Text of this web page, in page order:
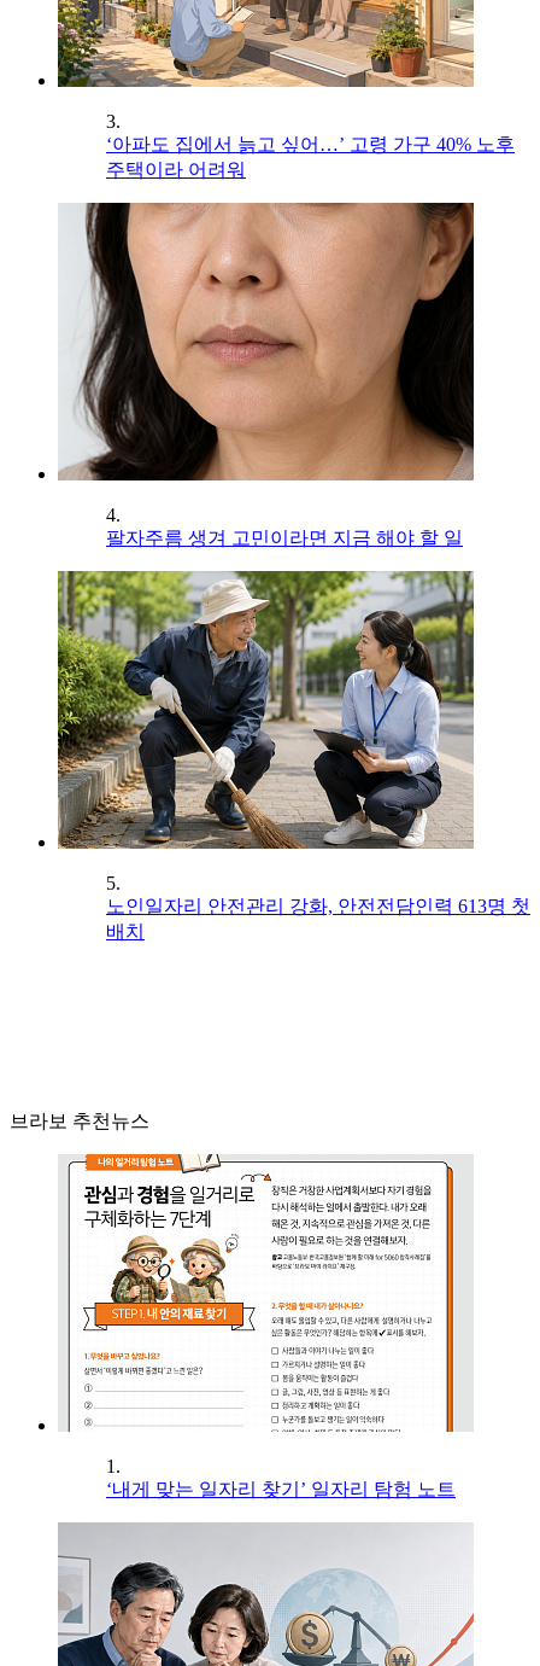
3.
‘아파도 집에서 늙고 싶어…’ 고령 가구 40% 노후
주택이라 어려워
4.
팔자주름 생겨 고민이라면 지금 해야 할 일
5.
노인일자리 안전관리 강화, 안전전담인력 613명 첫
배치
브라보 추천뉴스
1.
‘내게 맞는 일자리 찾기’ 일자리 탐험 노트